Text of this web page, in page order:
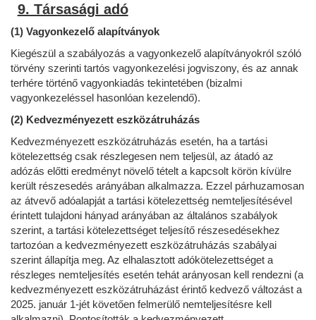
9. Társasági adó
(1) Vagyonkezelő alapítványok
Kiegészül a szabályozás a vagyonkezelő alapítványokról szóló
törvény szerinti tartós vagyonkezelési jogviszony, és az annak
terhére történő vagyonkiadás tekintetében (bizalmi
vagyonkezeléssel hasonlóan kezelendő).
(2) Kedvezményezett eszközátruházás
Kedvezményezett eszközátruházás esetén, ha a tartási
kötelezettség csak részlegesen nem teljesül, az átadó az
adózás előtti eredményt növelő tételt a kapcsolt körön kívülre
került részesedés arányában alkalmazza. Ezzel párhuzamosan
az átvevő adóalapját a tartási kötelezettség nemteljesítésével
érintett tulajdoni hányad arányában az általános szabályok
szerint, a tartási kötelezettséget teljesítő részesedésekhez
tartozóan a kedvezményezett eszközátruházás szabályai
szerint állapítja meg. Az elhalasztott adókötelezettséget a
részleges nemteljesítés esetén tehát arányosan kell rendezni (a
kedvezményezett eszközátruházást érintő kedvező változást a
2025. január 1-jét követően felmerülő nemteljesítésre kell